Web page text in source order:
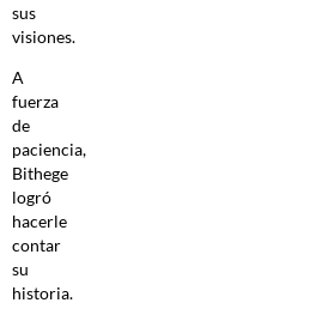
sus
visiones.
A
fuerza
de
paciencia,
Bithege
logró
hacerle
contar
su
historia.